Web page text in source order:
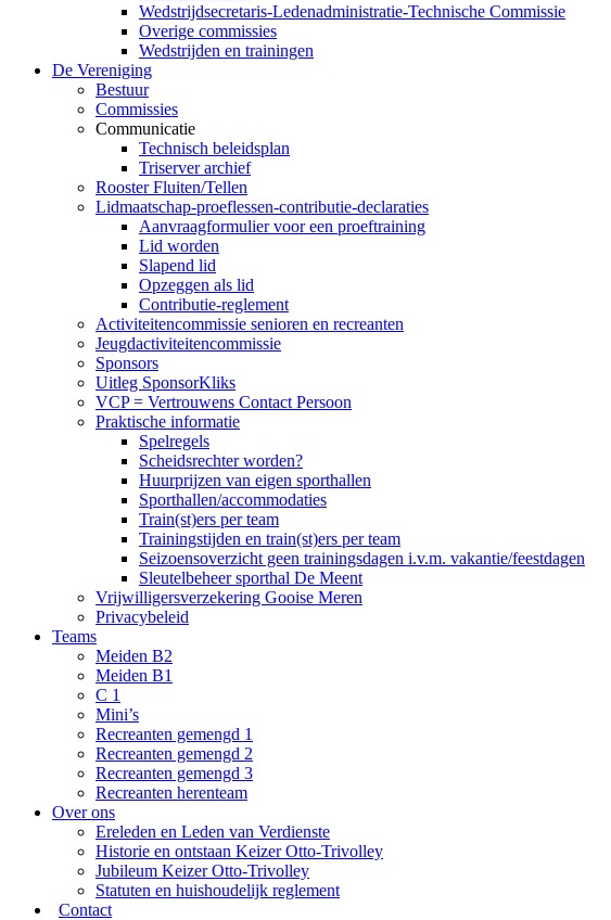
Wedstrijdsecretaris-Ledenadministratie-Technische Commissie
Overige commissies
Wedstrijden en trainingen
De Vereniging
Bestuur
Commissies
Communicatie
Technisch beleidsplan
Triserver archief
Rooster Fluiten/Tellen
Lidmaatschap-proeflessen-contributie-declaraties
Aanvraagformulier voor een proeftraining
Lid worden
Slapend lid
Opzeggen als lid
Contributie-reglement
Activiteitencommissie senioren en recreanten
Jeugdactiviteitencommissie
Sponsors
Uitleg SponsorKliks
VCP = Vertrouwens Contact Persoon
Praktische informatie
Spelregels
Scheidsrechter worden?
Huurprijzen van eigen sporthallen
Sporthallen/accommodaties
Train(st)ers per team
Trainingstijden en train(st)ers per team
Seizoensoverzicht geen trainingsdagen i.v.m. vakantie/feestdagen
Sleutelbeheer sporthal De Meent
Vrijwilligersverzekering Gooise Meren
Privacybeleid
Teams
Meiden B2
Meiden B1
C 1
Mini’s
Recreanten gemengd 1
Recreanten gemengd 2
Recreanten gemengd 3
Recreanten herenteam
Over ons
Ereleden en Leden van Verdienste
Historie en ontstaan Keizer Otto-Trivolley
Jubileum Keizer Otto-Trivolley
Statuten en huishoudelijk reglement
Contact